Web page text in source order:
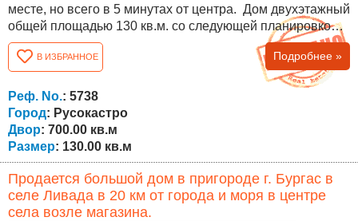
месте, но всего в 5 минутах от центра. Дом двухэтажный
общей площадью 130 кв.м. со следующей планировкой:
первый этаж: коридор, ванная комната с туалетом и три
комнаты. По внешней лестнице поднимаемся на второй
этаж, где расположение такое же. Площадь двора 700
кв.м., имеется навес, хозяйственные постройки, колодец
и второй...
В ИЗБРАННОЕ Подробнее »
Реф. No.: 5738
Город: Русокастро
Двор: 700.00 кв.м
Размер: 130.00 кв.м
Продается большой дом в пригороде г. Бургас в
селе Ливада в 20 км от города и моря в центре
села возле магазина.